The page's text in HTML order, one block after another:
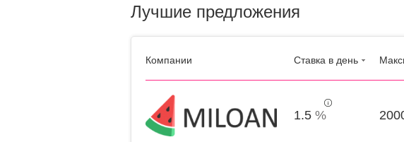
Лучшие предложения
Компании Ставка в день
1.5%